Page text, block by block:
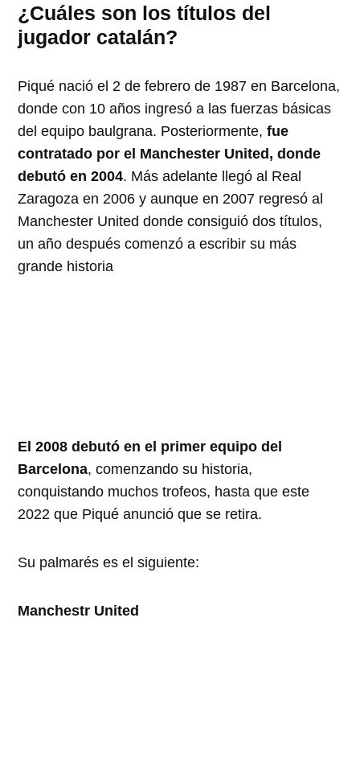
¿Cuáles son los títulos del
jugador catalán?
Piqué nació el 2 de febrero de 1987 en Barcelona,
donde con 10 años ingresó a las fuerzas básicas
del equipo baulgrana. Posteriormente,fue
contratado por el Manchester United, donde
debutó en 2004. Más adelante llegó al Real
Zaragoza en 2006 y aunque en 2007 regresó al
Manchester United donde consiguió dos títulos,
un año después comenzó a escribir su más
grande historia
El 2008 debutó en el primer equipo del
Barcelona, comenzando su historia,
conquistando muchos trofeos, hasta que este
2022 que Piqué anunció que se retira.
Su palmarés es el siguiente:
Manchestr United